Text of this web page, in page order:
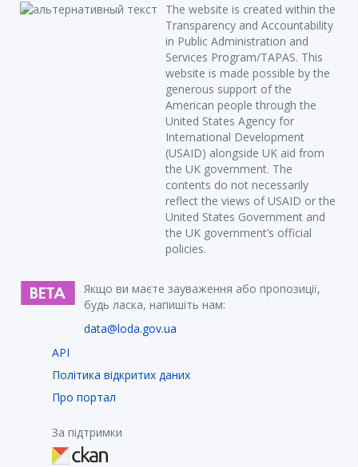
The website is created within the
Transparency and Accountability
in Public Administration and
Services Program/TAPAS. This
website is made possible by the
generous support of the
American people through the
United States Agency for
International Development
(USAID) alongside UK aid from
the UK government. The
contents do not necessarily
reflect the views of USAID or the
United States Government and
the UK government’s official
policies.
Якщо ви маєте зауваження або пропозиції,
будь ласка, напишіть нам:
data@loda.gov.ua
API
Політика відкритих даних
Про портал
За підтримки